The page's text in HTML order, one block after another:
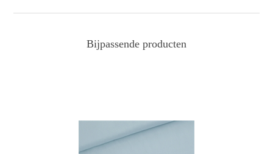
Bijpassende producten